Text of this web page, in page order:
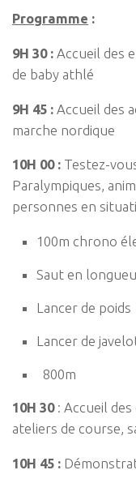
Programme :
9H 30 : Accueil des
de baby athlé
9H 45 : Accueil des
marche nordique
10H 00 : Testez-
Paralympiques,
personnes en
100m chrono
Saut en
Lancer de poids
Lancer de
800m
10H 30: Accueil des
ateliers de course,
10H 45 :